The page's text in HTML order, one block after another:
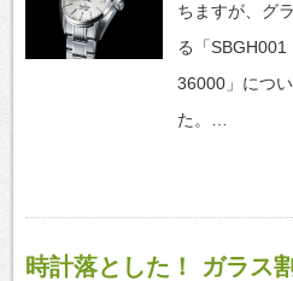
ちますが、グ
る「SBGH001
36000」につ
た。…
時計落とした！ ガラス